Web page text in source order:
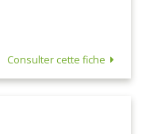
Consulter cette fiche